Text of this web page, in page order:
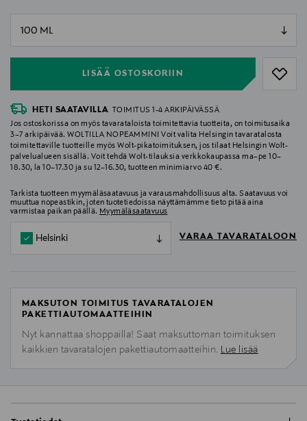
LISÄÄ OSTOSKORIIN
HETI SAATAVILLA
TOIMITUS 1-4 ARKIPÄIVÄSSÄ
Jos ostoskorissa on myös tavarataloista toimitettavia tuotteita, on toimitusaika
3–7 arkipäivää. WOLTILLA NOPEAMMIN! Voit valita Helsingin tavaratalosta
toimitettaville tuotteille myös Wolt-pikatoimituksen, jos tilaat Helsingin Wolt-
palvelualueen sisällä. Voit tehdä Wolt-tilauksia verkkokaupassa ma–pe 10–
18.30, la 10–17.30 ja su 12–16.30, tuotteen minimiarvo 40 €.
Tarkista tuotteen myymäläsaatavuus ja varausmahdollisuus alta. Saatavuus voi
muuttua nopeastikin, joten tuotetiedoissa näyttämämme tieto pitää aina
varmistaa paikan päällä. Myymäläsaatavuus
Helsinki VARAA TAVARATALOON
MAKSUTON TOIMITUS TAVARATALOJEN
PAKETTIAUTOMAATTEIHIN
Nyt kannattaa shoppailla! Saat maksuttoman toimituksen
kaikkien tavaratalojen pakettiautomaatteihin. Lue lisää